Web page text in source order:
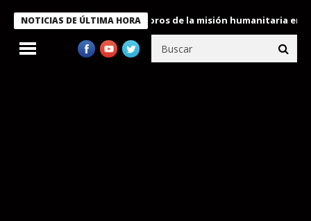
NOTICIAS DE ÚLTIMA HORA
Bukele condecora a miembros de la misión humanitaria enviada